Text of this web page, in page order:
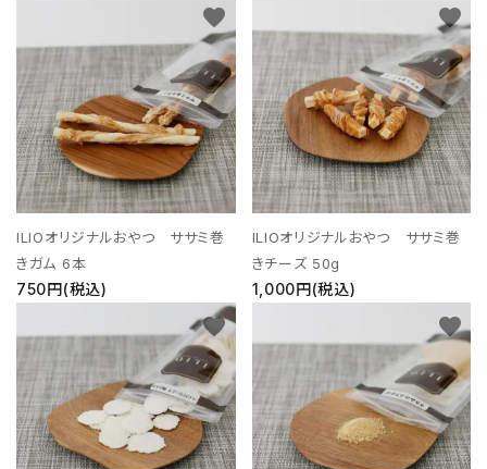
ILIOオリジナルおやつ ササミ巻
きガム 6本
750円(税込)
favorite
ILIOオリジナルおやつ ササミ巻
きチーズ 50g
1,000円(税込)
favorite
favorite favorite